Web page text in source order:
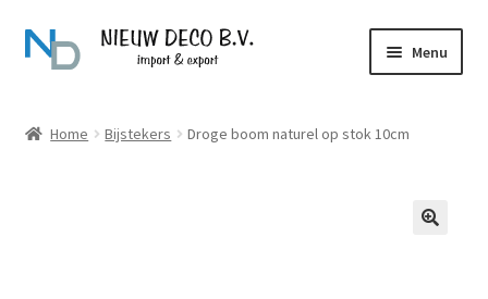
Ga
door
navigatie
Ga
naar
inhoud
Menu
Home Bijstekers Droge boom naturel op stok 10cm